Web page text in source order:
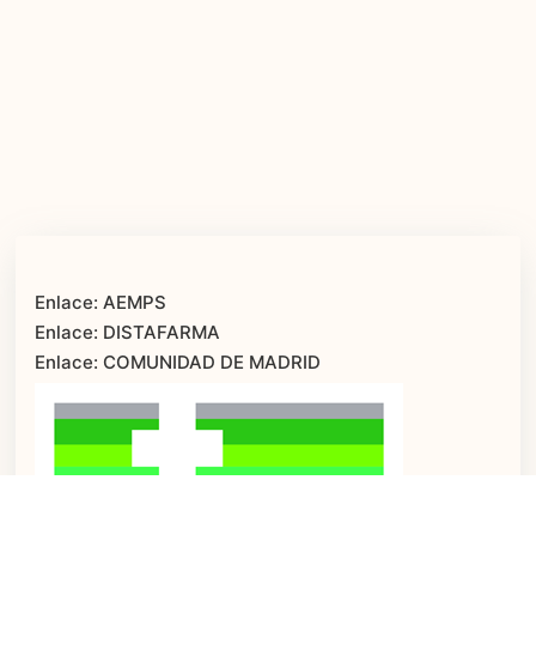
Enlace: AEMPS
Enlace: DISTAFARMA
Enlace: COMUNIDAD DE MADRID